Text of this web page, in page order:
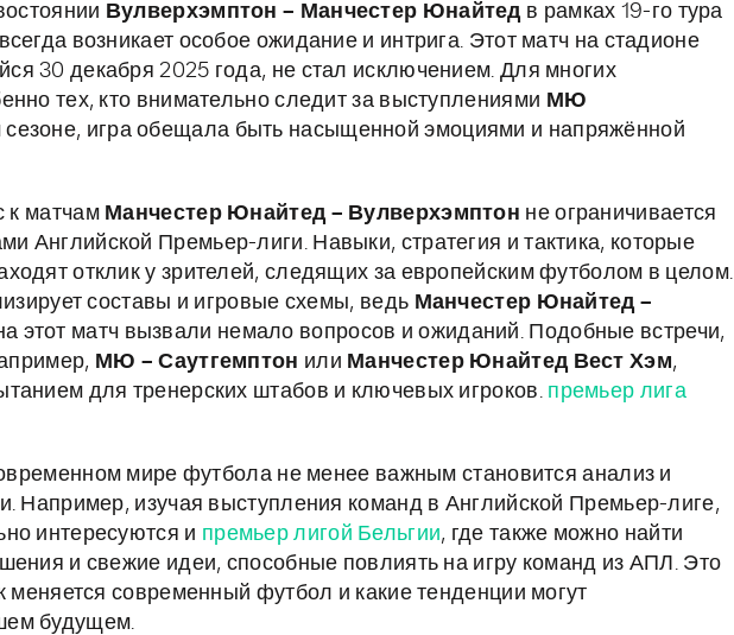
Вулверхэмптон – Манчестер Юнайтед в рамках 19-го тура
возникает особое ожидание и интрига. Этот матч на стадионе
30 декабря 2025 года, не стал исключением. Для многих
тех, кто внимательно следит за выступлениями МЮ
сезоне, игра обещала быть насыщенной эмоциями и напряжённой
к матчам Манчестер Юнайтед – Вулверхэмптон не ограничивается
Английской Премьер-лиги. Навыки, стратегия и тактика, которые
отклик у зрителей, следящих за европейским футболом в целом.
составы и игровые схемы, ведь Манчестер Юнайтед –
этот матч вызвали немало вопросов и ожиданий. Подобные встречи,
МЮ – Саутгемптон или Манчестер Юнайтед Вест Хэм,
для тренерских штабов и ключевых игроков. премьер лига
мире футбола не менее важным становится анализ и
Например, изучая выступления команд в Английской Премьер-лиге,
интересуются и премьер лигой Бельгии, где также можно найти
и свежие идеи, способные повлиять на игру команд из АПЛ. Это
меняется современный футбол и какие тенденции могут
будущем.